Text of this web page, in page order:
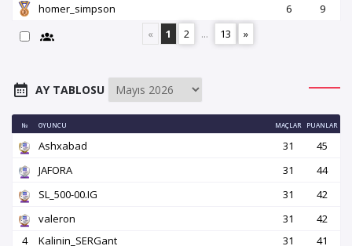
homer_simpson
6
9
«
1 2 ... 13 »
AY TABLOSU
№ OYUNCU MAÇLAR PUANLAR
Ashxabad 31
45
JAFORA
31
44
SL_500-00.IG
31
42
valeron
31
42
4
Kalinin_SERGant 31
41